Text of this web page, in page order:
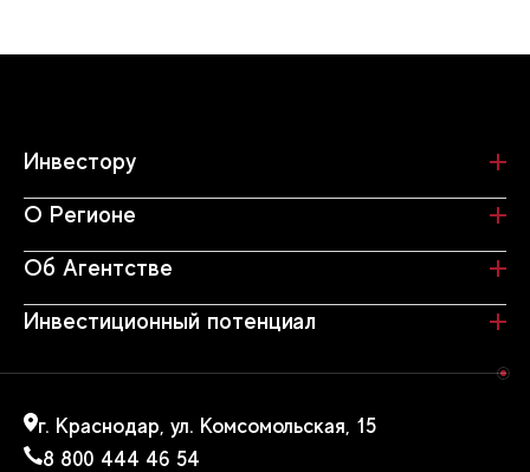
Инвестору
О Регионе
Об Агентстве
Инвестиционный потенциал
г. Краснодар, ул. Комсомольская, 15
8 800 444 46 54